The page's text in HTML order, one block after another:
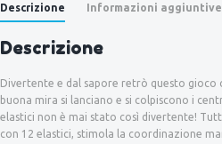
Descrizione Informazioni aggiuntive
Descrizione
Divertente e dal sapore retrò questo gioco
buona mira si lanciano e si colpiscono i
elastici non è mai stato così divertente!
con 12 elastici, stimola la coordinazione